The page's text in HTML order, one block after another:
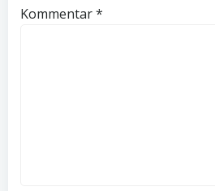
Kommentar*